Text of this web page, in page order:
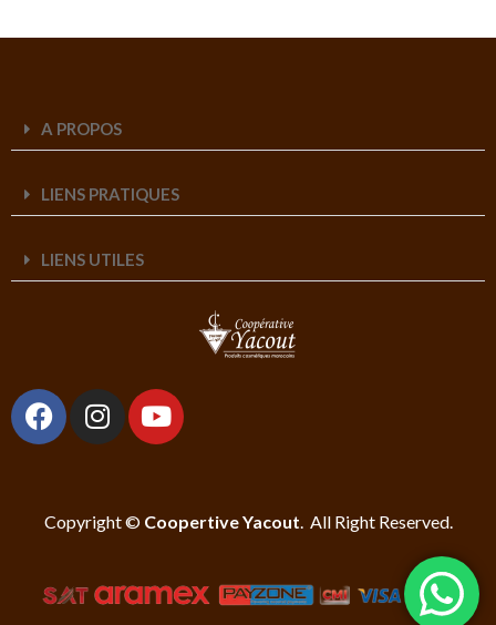
A PROPOS
LIENS PRATIQUES
LIENS UTILES
Copyright © Coopertive Yacout. All Right Reserved.